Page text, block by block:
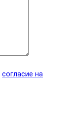
согласие на